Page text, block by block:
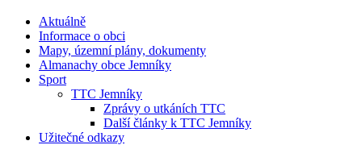
Aktuálně
Informace o obci
Mapy, územní plány, dokumenty
Almanachy obce Jemníky
Sport
TTC Jemníky
Zprávy o utkáních TTC
Další články k TTC Jemníky
Užitečné odkazy